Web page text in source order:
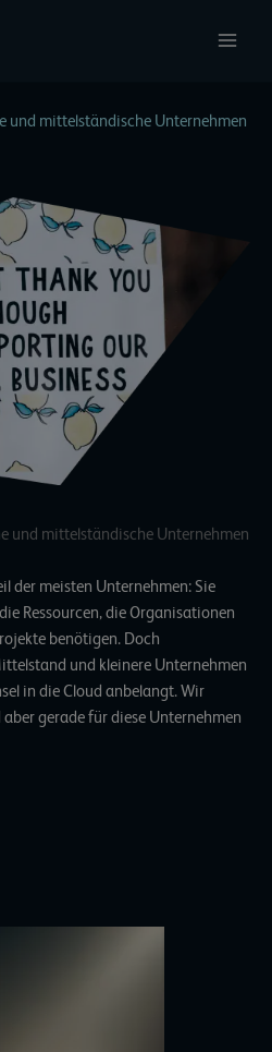
und mittelständische Unternehmen
und mittelständische Unternehmen
der meisten Unternehmen: Sie
Ressourcen, die Organisationen
benötigen. Doch
und kleinere Unternehmen
in die Cloud anbelangt. Wir
gerade für diese Unternehmen